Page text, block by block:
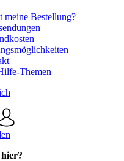
meine Bestellung?
Themen